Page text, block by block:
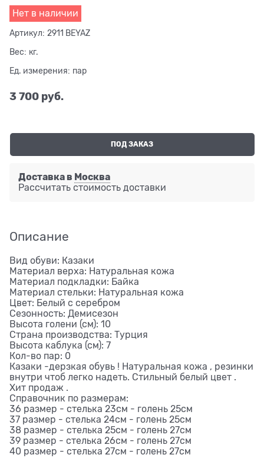
Нет в наличии
Артикул: 2911 BEYAZ
Вес: кг.
Ед. измерения: пар
3 700 руб.
ПОД ЗАКАЗ
Доставка в Москва
Рассчитать стоимость доставки
Описание
Вид обуви: Казаки
Материал верха: Натуральная кожа
Материал подкладки: Байка
Материал стельки: Натуральная кожа
Цвет: Белый с серебром
Сезонность: Демисезон
Высота голени (см): 10
Страна производства: Турция
Высота каблука (см): 7
Кол-во пар: 0
Казаки -дерзкая обувь ! Натуральная кожа , резинки
внутри чтоб легко надеть. Стильный белый цвет .
Хит продаж .
Справочник по размерам:
36 размер - стелька 23см - голень 25см
37 размер - стелька 24см - голень 25см
38 размер - стелька 25см - голень 27см
39 размер - стелька 26см - голень 27см
40 размер - стелька 27см - голень 27см